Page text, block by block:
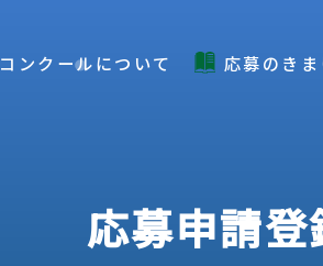
コンクールについて 応募のきま
応募申請登